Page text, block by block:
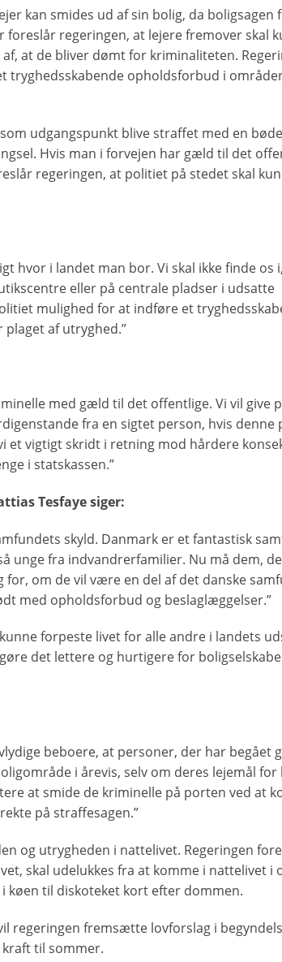
kan smides ud af sin bolig, da boligsagen
regeringen, at lejere fremover skal
at de bliver dømt for kriminaliteten.
tryghedsskabende opholdsforbud i
udgangspunkt blive straffet med en
Hvis man i forvejen har gæld til det
regeringen, at politiet på stedet skal
hvor i landet man bor. Vi skal ikke finde os
eller på centrale pladser i udsatte
mulighed for at indføre et
af utryghed.”
med gæld til det offentlige. Vi vil give
fra en sigtet person, hvis denne
et vigtigt skridt i retning mod hårdere
i statskassen.”
Tesfaye siger:
skyld. Danmark er et fantastisk
unge fra indvandrerfamilier. Nu må dem,
om de vil være en del af det danske
med opholdsforbud og beslaglæggelser.”
forpeste livet for alle andre i landets
det lettere og hurtigere for
beboere, at personer, der har begået
i årevis, selv om deres lejemål
at smide de kriminelle på porten ved at
på straffesagen.”
og utrygheden i nattelivet. Regeringen
skal udelukkes fra at komme i nattelivet i
køen til diskoteket kort efter dommen.
fremsætte lovforslag i
til sommer.